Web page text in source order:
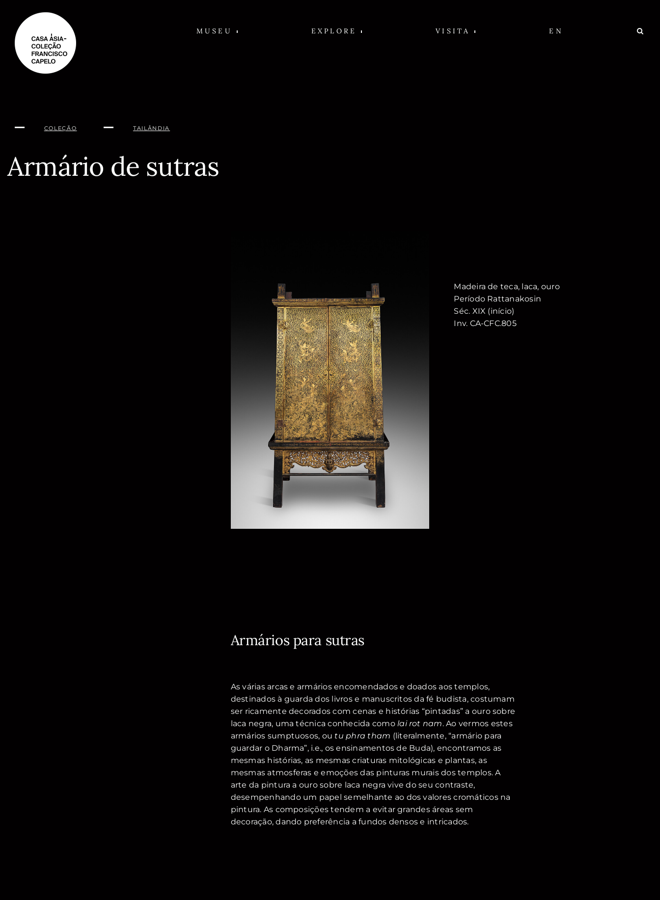
conteúdo
MUSEU EXPLORE VISITA EN
COLEÇÃO TAILÂNDIA
Armário de sutras
Madeira de teca, laca, ouro
Período Rattanakosin
Séc. XIX (início)
Inv. CA-CFC.805
Armários para sutras
As várias arcas e armários encomendados e doados aos templos,
destinados à guarda dos livros e manuscritos da fé budista, costumam
ser ricamente decorados com cenas e histórias “pintadas” a ouro sobre
laca negra, uma técnica conhecida comolai rot nam. Ao vermos estes
armários sumptuosos, ou tu phra tham (literalmente, “armário para
guardar o Dharma”, i.e., os ensinamentos de Buda), encontramos as
mesmas histórias, as mesmas criaturas mitológicas e plantas, as
mesmas atmosferas e emoções das pinturas murais dos templos. A
arte da pintura a ouro sobre laca negra vive do seu contraste,
desempenhando um papel semelhante ao dos valores cromáticos na
pintura. As composições tendem a evitar grandes áreas sem
decoração, dando preferência a fundos densos e intricados.